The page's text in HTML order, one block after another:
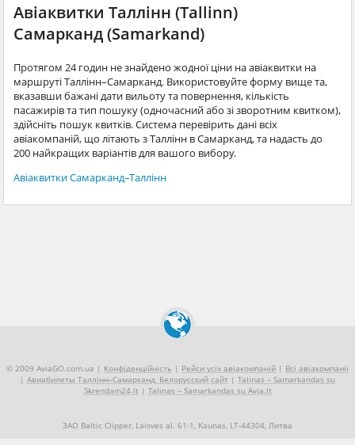
Авіаквитки Таллінн (Tallinn)
Самарканд (Samarkand)
Протягом 24 годин не знайдено жодної ціни на авіаквитки на
маршруті Таллінн–Самарканд. Використовуйте форму вище та,
вказавши бажані дати вильоту та повернення, кількість
пасажирів та тип пошуку (одночасний або зі зворотним квитком),
здійсніть пошук квитків. Система перевірить дані всіх
авіакомпаній, що літають з Таллінн в Самарканд, та надасть до
200 найкращих варіантів для вашого вибору.
Авіаквитки Самарканд–Таллінн
© 2009 AviaGO.com.ua | Конфіденційність | Рейси усіх авіакомпаній | Всі авіакомпанії
| Авиабилеты Таллінн–Самарканд, Белорусский сайт | Talinas – Samarkandas su
Skrendam24.lt | Talinas – Samarkandas su Avia.lt
ЗАО Baltic Clipper, Laisvės al. 61-1, Kaunas, LT-44304, Литва